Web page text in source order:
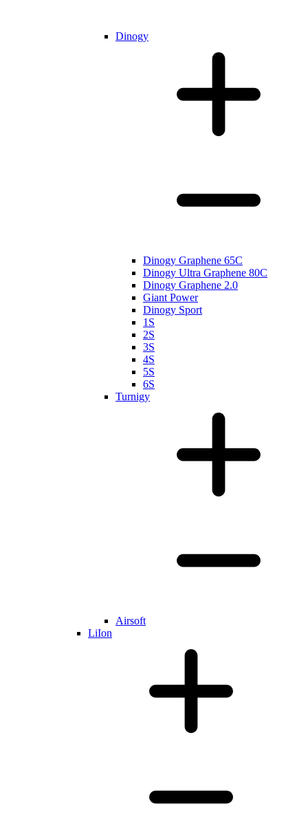
Dinogy
Dinogy Graphene 65C
Dinogy Ultra Graphene 80C
Dinogy Graphene 2.0
Giant Power
Dinogy Sport
1S
2S
3S
4S
5S
6S
Turnigy
Airsoft
LiIon